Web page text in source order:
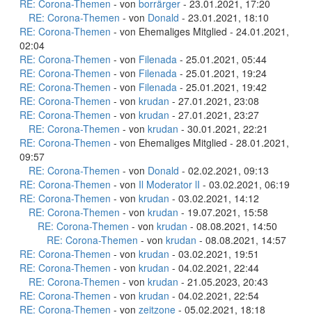
RE: Corona-Themen - von borrärger - 23.01.2021, 17:20
RE: Corona-Themen - von Donald - 23.01.2021, 18:10
RE: Corona-Themen - von Ehemaliges Mitglied - 24.01.2021,
02:04
RE: Corona-Themen - von Filenada - 25.01.2021, 05:44
RE: Corona-Themen - von Filenada - 25.01.2021, 19:24
RE: Corona-Themen - von Filenada - 25.01.2021, 19:42
RE: Corona-Themen - von krudan - 27.01.2021, 23:08
RE: Corona-Themen - von krudan - 27.01.2021, 23:27
RE: Corona-Themen - von krudan - 30.01.2021, 22:21
RE: Corona-Themen - von Ehemaliges Mitglied - 28.01.2021,
09:57
RE: Corona-Themen - von Donald - 02.02.2021, 09:13
RE: Corona-Themen - von Il Moderator lI - 03.02.2021, 06:19
RE: Corona-Themen - von krudan - 03.02.2021, 14:12
RE: Corona-Themen - von krudan - 19.07.2021, 15:58
RE: Corona-Themen - von krudan - 08.08.2021, 14:50
RE: Corona-Themen - von krudan - 08.08.2021, 14:57
RE: Corona-Themen - von krudan - 03.02.2021, 19:51
RE: Corona-Themen - von krudan - 04.02.2021, 22:44
RE: Corona-Themen - von krudan - 21.05.2023, 20:43
RE: Corona-Themen - von krudan - 04.02.2021, 22:54
RE: Corona-Themen - von zeitzone - 05.02.2021, 18:18